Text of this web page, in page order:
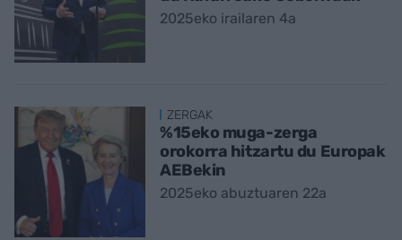
2025eko irailaren 4a
ZERGAK
%15eko muga-zerga
orokorra hitzartu du Europak
AEBekin
2025eko abuztuaren 22a